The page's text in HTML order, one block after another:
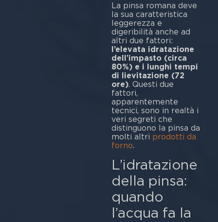
La pinsa romana deve
la sua caratteristica
leggerezza e
digeribilità anche ad
altri due fattori:
l’elevata idratazione
dell’impasto (circa
80%) e i lunghi tempi
di lievitazione (72
ore). Questi due
fattori,
apparentemente
tecnici, sono in realtà i
veri segreti che
distinguono la pinsa da
molti altri prodotti da
forno.
L’idratazione
della pinsa:
quando
l’acqua fa la